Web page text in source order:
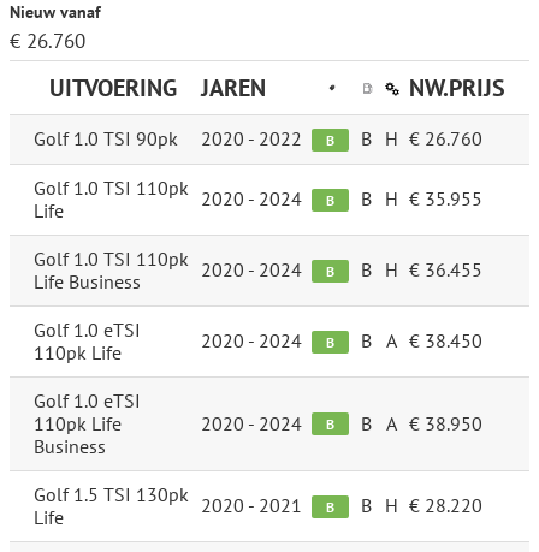
Nieuw vanaf
€ 26.760
UITVOERING JAREN NW.PRIJS
Golf 1.0 TSI 90pk 2020 - 2022 B B H € 26.760
Golf 1.0 TSI 110pk
Life
2020 - 2024 B B H € 35.955
Golf 1.0 TSI 110pk
Life Business
2020 - 2024 B B H € 36.455
Golf 1.0 eTSI
110pk Life
2020 - 2024 B B A € 38.450
Golf 1.0 eTSI
110pk Life
Business
2020 - 2024 B B A € 38.950
Golf 1.5 TSI 130pk
Life
2020 - 2021 B B H € 28.220